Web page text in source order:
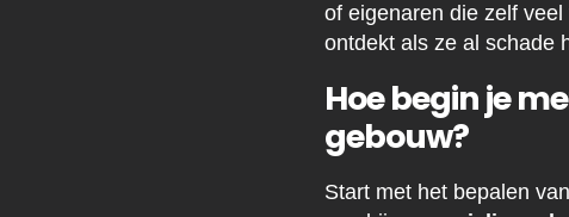
of eigenaren die zelf
ontdekt als ze al schade
Hoe begin je
gebouw?
Start met het bepalen